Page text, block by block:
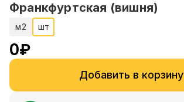
Франкфуртская (вишня)
м2 шт
0₽
Добавить в корзину